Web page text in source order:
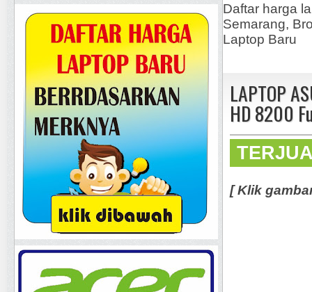
Daftar harga
Semarang,
Laptop Baru
LAPTOP
HD 8200
[ Klik